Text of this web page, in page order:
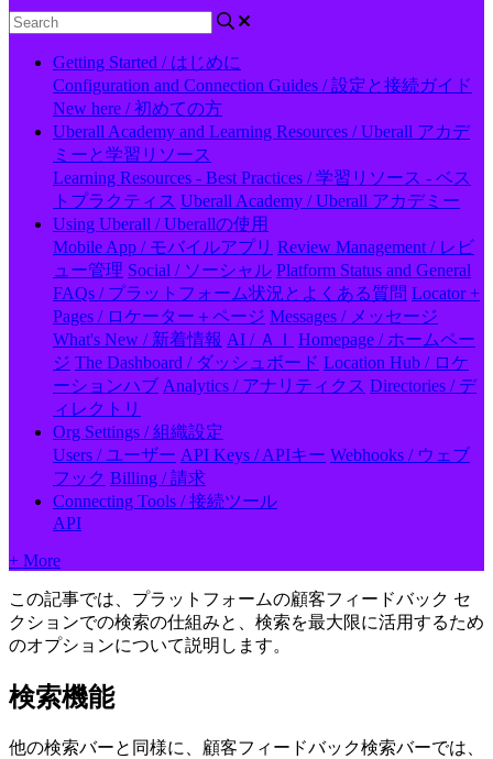
Getting Started / はじめに
Configuration and Connection Guides / 設定と接続ガイド
New here / 初めての方
Uberall Academy and Learning Resources / Uberall アカデ
ミーと学習リソース
Learning Resources - Best Practices / 学習リソース - ベス
トプラクティス Uberall Academy / Uberall アカデミー
Using Uberall / Uberallの使用
Mobile App / モバイルアプリ Review Management / レビ
ュー管理 Social / ソーシャル Platform Status and General
FAQs / プラットフォーム状況とよくある質問 Locator +
Pages / ロケーター＋ページ Messages / メッセージ
What's New / 新着情報 AI / ＡＩ
Homepage / ホームペー
ジ The Dashboard / ダッシュボード Location Hub / ロケ
ーションハブ Analytics / アナリティクス Directories / デ
ィレクトリ
Org Settings / 組織設定
Users / ユーザー API Keys / APIキー Webhooks / ウェブ
フック Billing / 請求
Connecting Tools / 接続ツール
API
+ More
この記事では、プラットフォームの顧客フィードバック セ
クションでの検索の仕組みと、検索を最大限に活用するため
のオプションについて説明します。
検索機能
他の検索バーと同様に、顧客フィードバック検索バーでは、